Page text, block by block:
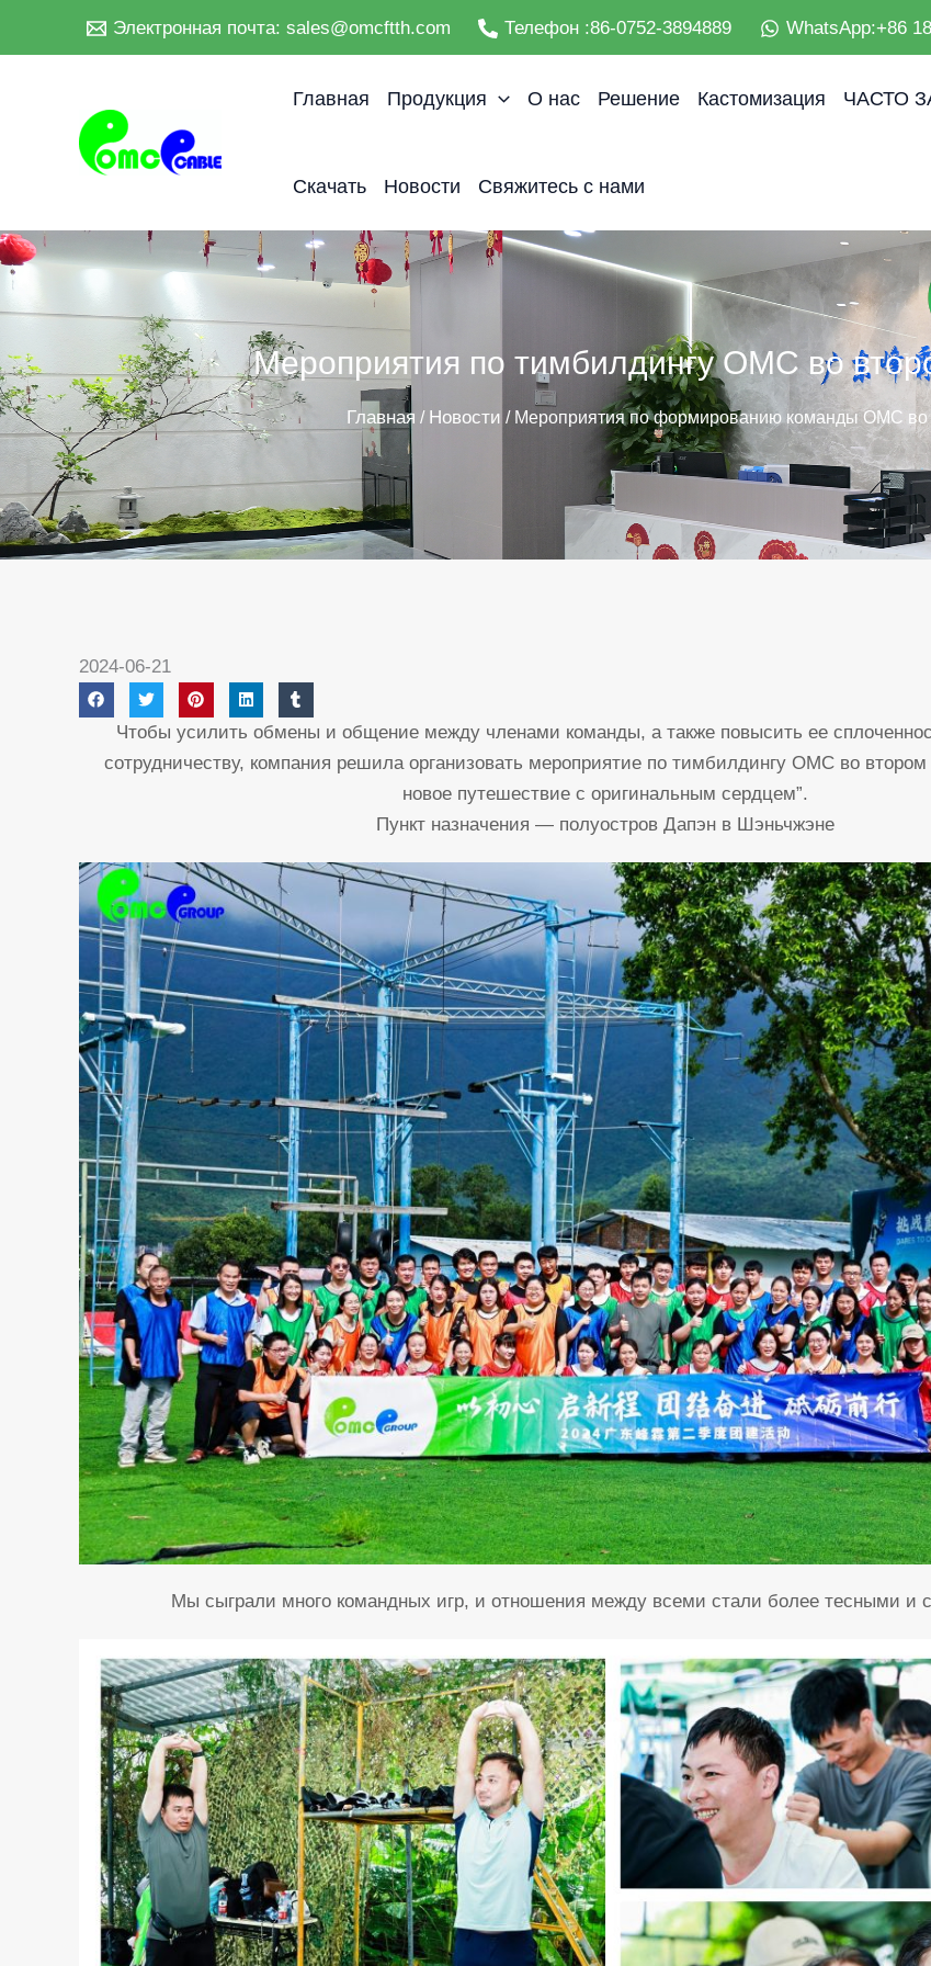
Электронная почта: sales@omcftth.com Телефон :86-0752-3894889 WhatsApp:+86
Главная Продукция О нас Решение Кастомизация ЧАСТО
Скачать Новости Свяжитесь с нами
Мероприятия по тимбилдингу OMC во
Главная / Новости / Мероприятия по формированию команды OMC во
2024-06-21
Чтобы усилить обмены и общение между членами команды, а также повысить ее
сотрудничеству, компания решила организовать мероприятие по тимбилдингу OMC во
новое путешествие с оригинальным сердцем”.
Пункт назначения — полуостров Дапэн в Шэньчжэне
Мы сыграли много командных игр, и отношения между всеми стали более тесными и